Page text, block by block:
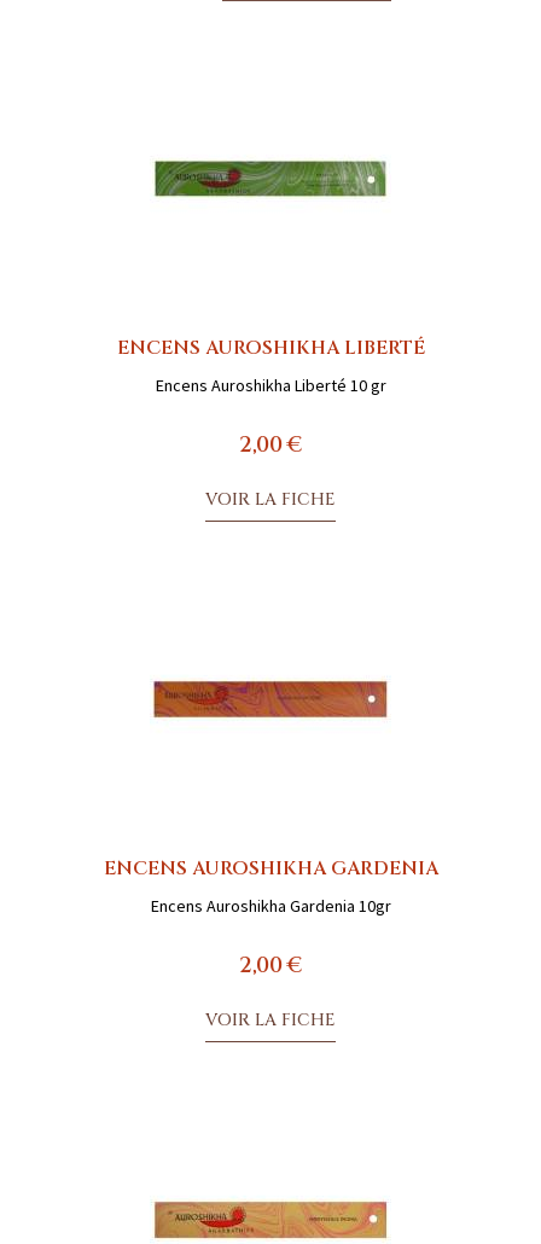
ENCENS AUROSHIKHA LIBERTÉ
Encens Auroshikha Liberté 10 gr
2,00 €
VOIR LA FICHE
ENCENS AUROSHIKHA GARDENIA
Encens Auroshikha Gardenia 10gr
2,00 €
VOIR LA FICHE